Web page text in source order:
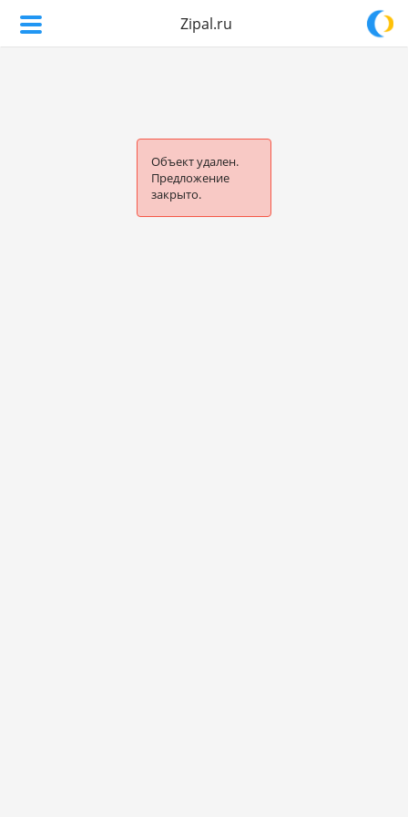
Zipal.ru
Объект удален.
Предложение
закрыто.